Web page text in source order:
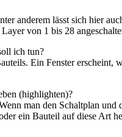
anderem lässt sich hier
von 1 bis 28
ich tun?
Ein Fenster erscheint,
(highlighten)?
man den Schaltplan und
ein Bauteil auf diese Art